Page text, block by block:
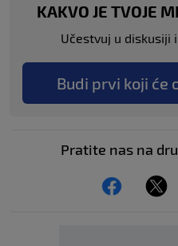
KAKVO JE TVOJE
Učestvuj u diskusiji
Budi prvi koji
Pratite nas na